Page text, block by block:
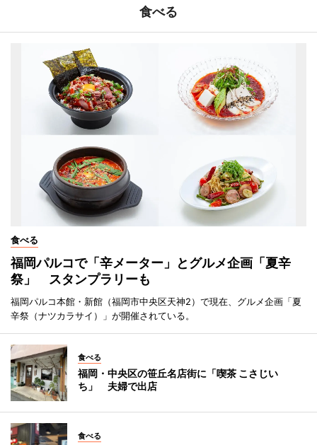
食べる
食べる
福岡パルコで「辛メーター」とグルメ企画「夏辛
祭」 スタンプラリーも
福岡パルコ本館・新館（福岡市中央区天神2）で現在、グルメ企画「夏
辛祭（ナツカラサイ）」が開催されている。
食べる
福岡・中央区の笹丘名店街に「喫茶 こさじい
ち」 夫婦で出店
食べる